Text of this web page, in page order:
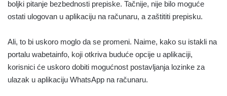
boljki pitanje bezbednosti prepiske. Tačnije, nije bilo moguće
ostati ulogovan u aplikaciju na računaru, a zaštititi prepisku.
Ali, to bi uskoro moglo da se promeni. Naime, kako su istakli na
portalu wabetainfo, koji otkriva buduće opcije u aplikaciji,
korisnici će uskoro dobiti mogućnost postavljanja lozinke za
ulazak u aplikaciju WhatsApp na računaru.